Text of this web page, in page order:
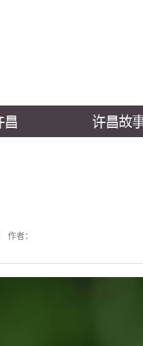
作者：